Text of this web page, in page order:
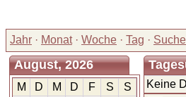
Jahr · Monat· Woche · Tag ·
August, 2026
M D M D F S
S
Keine